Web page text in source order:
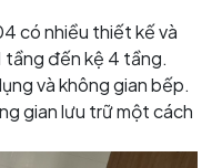
có nhiều thiết kế và
tầng đến kệ 4 tầng.
và không gian bếp.
gian lưu trữ một cách